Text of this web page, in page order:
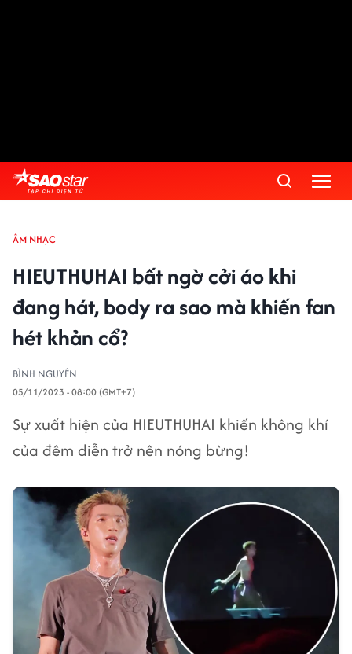
ÂM NHẠC
HIEUTHUHAI bất ngờ cởi áo khi
đang hát, body ra sao mà khiến fan
hét khản cổ?
BÌNH NGUYÊN
05/11/2023 - 08:00 (GMT+7)
Sự xuất hiện của HIEUTHUHAI khiến không khí
của đêm diễn trở nên nóng bừng!